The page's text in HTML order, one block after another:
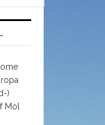
)
Mol